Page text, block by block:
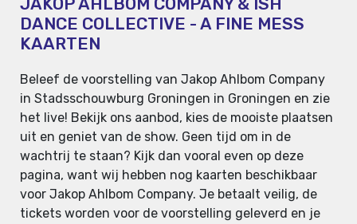
DANCE COLLECTIVE - A FINE MESS
KAARTEN
Beleef de voorstelling van Jakop Ahlbom Company
in Stadsschouwburg Groningen in Groningen en zie
het live! Bekijk ons aanbod, kies de mooiste plaatsen
uit en geniet van de show. Geen tijd om in de
wachtrij te staan? Kijk dan vooral even op deze
pagina, want wij hebben nog kaarten beschikbaar
voor Jakop Ahlbom Company. Je betaalt veilig, de
tickets worden voor de voorstelling geleverd en je